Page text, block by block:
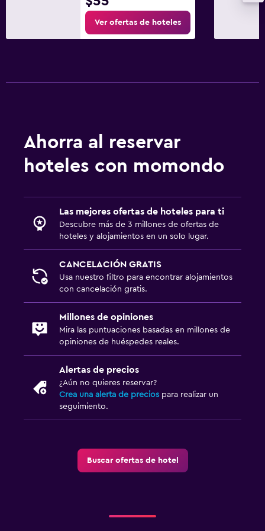
Detector de monóxido de carbono
Caja fuerte
Lavandería
Servicio de planchado
Servicios de lavandería/tintorería
Plancha para pantalones
Habitación
Enchufe cerca de la cama
Perchero
Armario o clóset
TV de pantalla plana
Ver ofertas de hoteles
Ahorra al reservar
hoteles con momondo
Las mejores ofertas de hoteles para ti
Descubre más de 3 millones de ofertas de
hoteles y alojamientos en un solo lugar.
CANCELACIÓN GRATIS
Usa nuestro filtro para encontrar alojamientos
con cancelación gratis.
Millones de opiniones
Mira las puntuaciones basadas en millones de
opiniones de huéspedes reales.
Alertas de precios
¿Aún no quieres reservar?
Crea una alerta de precios para realizar un
seguimiento.
Buscar ofertas de hotel